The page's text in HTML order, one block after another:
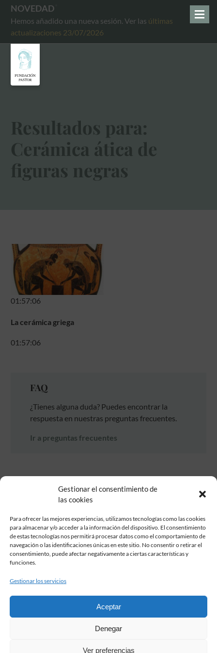
Gestionar el consentimiento de
las cookies
Para ofrecer las mejores experiencias, utilizamos tecnologías como las cookies
para almacenar y/o acceder a la información del dispositivo. El consentimiento
de estas tecnologías nos permitirá procesar datos como el comportamiento de
navegación o las identificaciones únicas en este sitio. No consentir o retirar el
consentimiento, puede afectar negativamente a ciertas características y
funciones.
Gestionar los servicios
Aceptar
Denegar
Ver preferencias
NOVEDAD
Hemos añadido una nueva sesión. Ver las últimas
actualizaciones 23/07/2026
Resultados para:
Cerámica ática de
figuras negras
01:57:06
La cerámica griega
01:57:06
FAQ
¿Tienes alguna duda? Puedes encontrar la
respuesta en nuestras preguntas frecuentes.
Ir a preguntas frecuentes
Fundación Pastor de Estudios Clásicos
Calle Serrano, 107. Madrid, 28006.
915617236
2026 Todos los derechos reservados © Fundación Pastor. Sitio web
Condiciones de contratación
Aviso legal